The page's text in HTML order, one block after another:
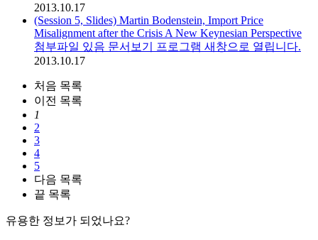
2013.10.17
(Session 5, Slides) Martin Bodenstein, Import Price
Misalignment after the Crisis A New Keynesian Perspective
첨부파일 있음 문서보기 프로그램 새창으로 열립니다.
2013.10.17
처음 목록
이전 목록
1
2
3
4
5
다음 목록
끝 목록
유용한 정보가 되었나요?